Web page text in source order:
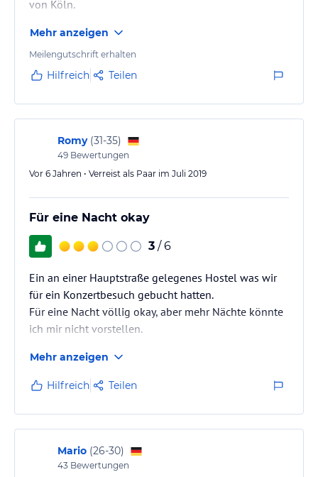
ohne Gewähr und ohne Prüfung durch HolidayCheck. Bitte
lies vor der Buchung die verbindlichen
jeweiligen Veranstalters.
von Köln.
Mehr anzeigen
Meilengutschrift erhalten
Hilfreich Teilen
Romy (31-35)
49 Bewertungen
Vor 6 Jahren • Verreist als Paar im Juli 2019
Für eine Nacht okay
3 / 6
Ein an einer Hauptstraße gelegenes Hostel was wir
für ein Konzertbesuch gebucht hatten.
Für eine Nacht völlig okay, aber mehr Nächte könnte
ich mir nicht vorstellen.
Mehr anzeigen
Hilfreich Teilen
Mario (26-30)
43 Bewertungen